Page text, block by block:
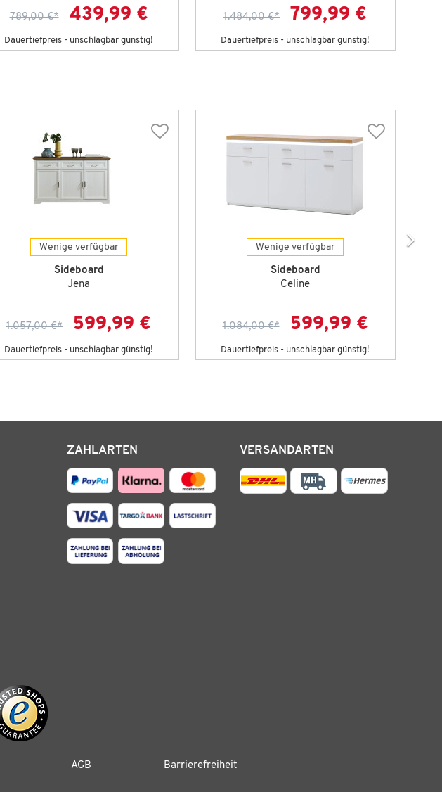
789,00 €* 439,99 €
Dauertiefpreis - unschlagbar günstig!
1.484,00 €* 799,99 €
Dauertiefpreis - unschlagbar günstig!
Wenige verfügbar
Sideboard
Jena
1.057,00 €* 599,99 €
Dauertiefpreis - unschlagbar günstig!
Wenige verfügbar
Sideboard
Celine
1.084,00 €* 599,99 €
Dauertiefpreis - unschlagbar günstig!
ZAHLARTEN VERSANDARTEN
AGB Barrierefreiheit